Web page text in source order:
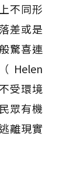
不同形
差或是
驚喜連
Helen
受環境
眾有機
離現實